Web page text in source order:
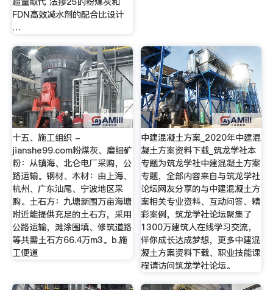
FDN高效减水剂的配合比设计
…
十五、施工组织 -
jianshe99.com粉煤灰、磨细矿
粉：从镇海、北仑电厂采购，公
路运输。钢材、木材：由上海、
杭州、广东汕尾、宁波地区采
购。土石方：九塘新围万亩海塘
附近能提供充足的土石方，采用
公路运输，滩涂围填、修筑道路
等共需土石方66.4万m3。b.施
工便道
中建混凝土方案_2020年中建混
凝土方案资料下载_筑龙学社本
专题为筑龙学社中建混凝土方案
专题，全部内容来自与筑龙学社
论坛网友分享的与中建混凝土方
案相关专业资料、互动问答、精
彩案例，筑龙学社论坛聚集了
1300万建筑人在线学习交流，
伴你成长达成梦想，更多中建混
凝土方案资料下载、职业技能课
程请访问筑龙学社论坛。